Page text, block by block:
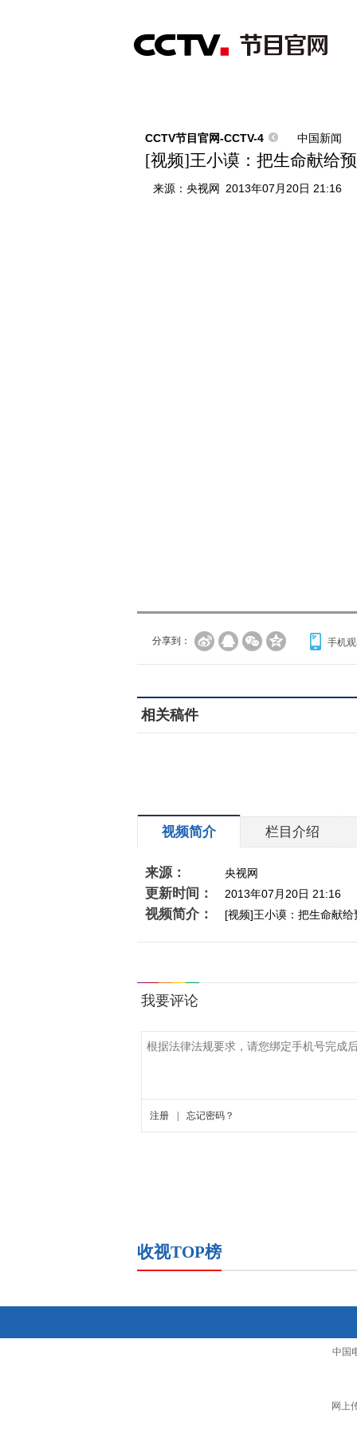
综合 新闻 财经 综艺 中文国际
CCTV节目官网-CCTV-4 中国新闻
[视频]王小谟：把生命献给
来源： 央视网 2013年07月20日 21:16
分享到： 手机
相关稿件
视频简介 栏目介绍
来源： 央视网
更新时间： 2013年07月20日 21:16
视频简介： [视频]王小谟：把生命献给
收视TOP榜
中国
网上